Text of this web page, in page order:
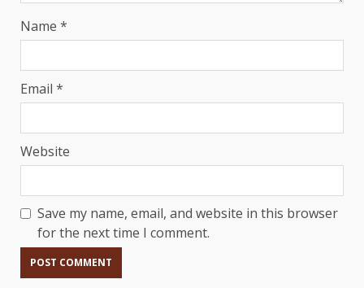
Name *
Email *
Website
Save my name, email, and website in this browser
for the next time I comment.